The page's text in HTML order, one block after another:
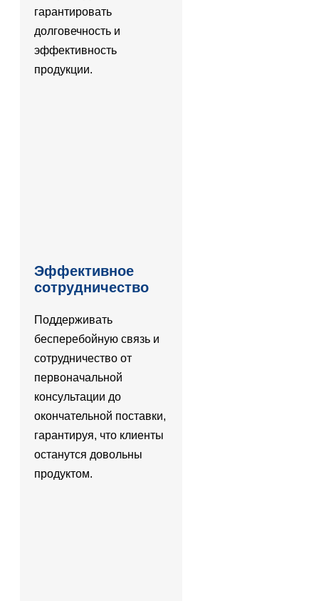
гарантировать
долговечность и
эффективность
продукции.
Эффективное
сотрудничество
Поддерживать
бесперебойную связь и
сотрудничество от
первоначальной
консультации до
окончательной поставки,
гарантируя, что клиенты
останутся довольны
продуктом.